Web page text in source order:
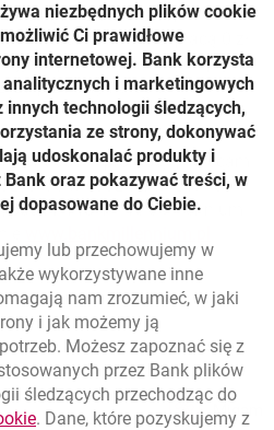
miesiącu. Dodatkowo,
warunków klienci płacą 0 zł
przelewy w złotych przez
za przelewy na e-mail lub
Kont 360º i promocji „Polecam
w oddziałach Banku
pod nr infolinii TeleMillennium
Migam
niezbędnych plików cookie
Ci prawidłowe
internetowej. Bank korzysta
i marketingowych
technologii śledzących,
ze strony, dokonywać
udoskonalać produkty i
oraz pokazywać treści, w
dopasowane do Ciebie.
lub przechowujemy w
wykorzystywane inne
nam zrozumieć, w jaki
i jak możemy ją
Możesz zapoznać się z
przez Bank plików
śledzących przechodząc do
link otwiera się w nowym oknie
. Dane, które pozyskujemy z